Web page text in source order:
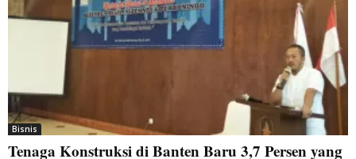
Bisnis
Tenaga Konstruksi di Banten Baru 3,7 Persen yang